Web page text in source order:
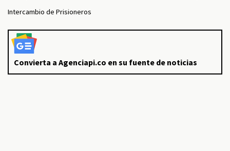
Intercambio de Prisioneros
Convierta a Agenciapi.co en su fuente de noticias